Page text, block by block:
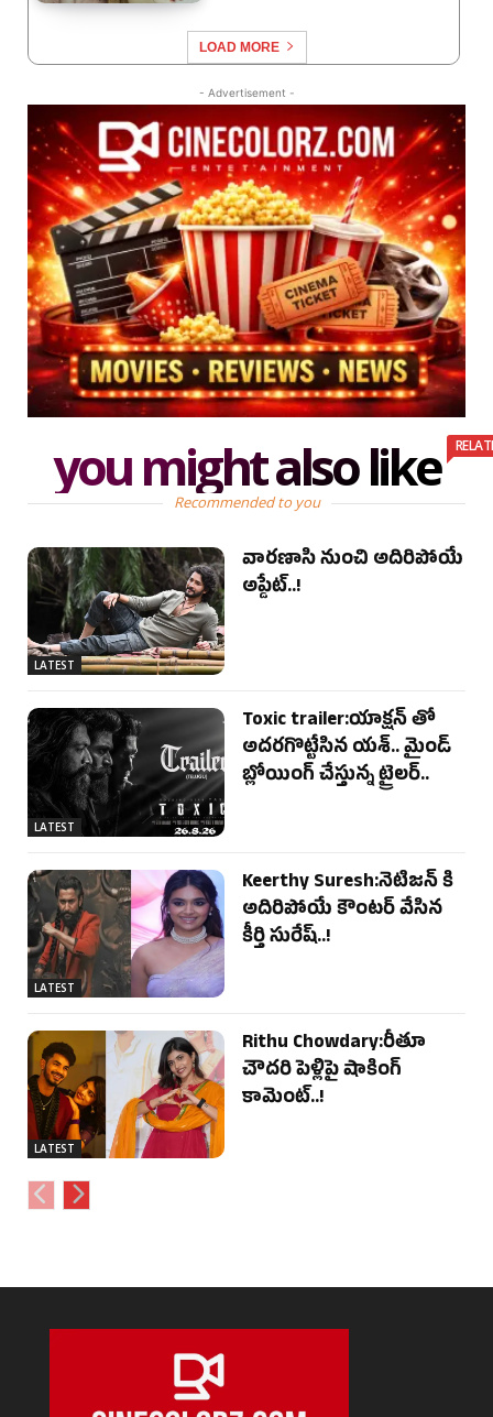
LOAD MORE
- Advertisement -
you might also like
Recommended to you
LATEST
వారణాసి నుంచి అదిరిపోయే
అప్డేట్..!
LATEST
Toxic trailer:యాక్షన్ తో
అదరగొట్టేసిన యశ్.. మైండ్
బ్లోయింగ్ చేస్తున్న ట్రైలర్..
LATEST
Keerthy Suresh:నెటిజన్ కి
అదిరిపోయే కౌంటర్ వేసిన
కీర్తి సురేష్..!
LATEST
Rithu Chowdary:రీతూ
చౌదరి పెళ్లిపై షాకింగ్
కామెంట్..!